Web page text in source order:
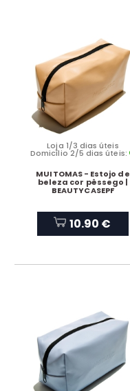
Loja 1/3 dias úteis
Domicílio 2/5 dias úteis:
MUITOMAS - Estojo de
beleza cor pêssego |
BEAUTYCASEPF
10.90 €